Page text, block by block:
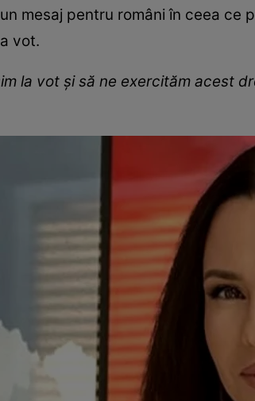
mesaj pentru români în ceea ce
vot.
la vot și să ne exercităm acest